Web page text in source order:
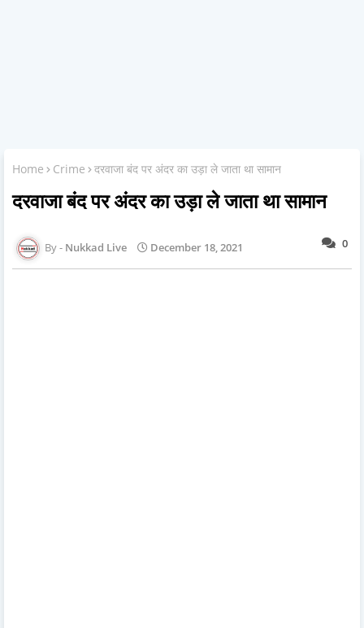
Home Crime दरवाजा बंद पर अंदर का उड़ा ले जाता था सामान
दरवाजा बंद पर अंदर का उड़ा ले जाता था सामान
0
Nukkad Live December 18, 2021